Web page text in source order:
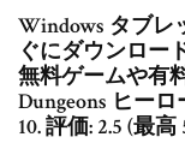
Windows タブレ
ぐにダウンロー
無料ゲームや有
Dungeons ヒー
10. 評価: 2.5 (最高